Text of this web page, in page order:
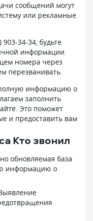
сообщений могут
или рекламные
34-34, будьте
информации.
номера через
перезванивать.
информацию о
заполнить
Это поможет
и предоставить вам
Кто звонил
обновляемая база
информацию о